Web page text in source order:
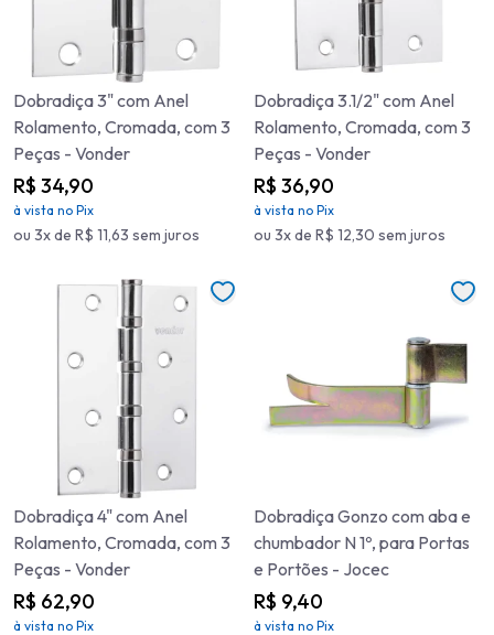
Dobradiça 3" com Anel
Rolamento, Cromada, com 3
Peças - Vonder
R$ 34,90
à vista no Pix
ou 3x de R$ 11,63 sem juros
Dobradiça 3.1/2" com Anel
Rolamento, Cromada, com 3
Peças - Vonder
R$ 36,90
à vista no Pix
ou 3x de R$ 12,30 sem juros
Dobradiça 4" com Anel
Rolamento, Cromada, com 3
Peças - Vonder
R$ 62,90
à vista no Pix
Dobradiça Gonzo com aba e
chumbador N 1º, para Portas
e Portões - Jocec
R$ 9,40
à vista no Pix